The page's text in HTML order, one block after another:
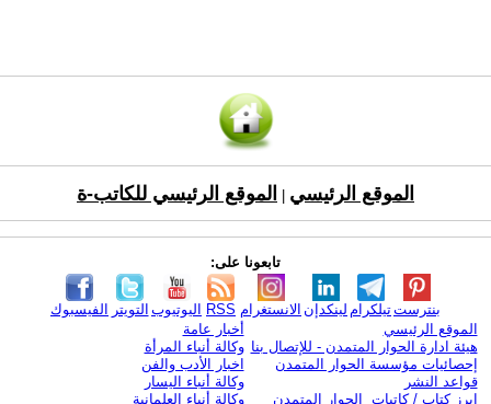
الموقع الرئيسي الموقع الرئيسي للكاتب-ة
تابعونا على:
الفيسبوك التويتر اليوتيوب RSS الانستغرام لينكدإن تيلكرامبنترست
الموقع الرئيسي
هيئة ادارة الحوار المتمدن - للإتصال بنا
إحصائيات مؤسسة الحوار المتمدن
قواعد النشر
ابرز كتاب / كاتبات الحوار المتمدن
أخبار عامة
وكالة أنباء المرأة
اخبار الأدب والفن
وكالة أنباء اليسار
وكالة أنباء العلمانية